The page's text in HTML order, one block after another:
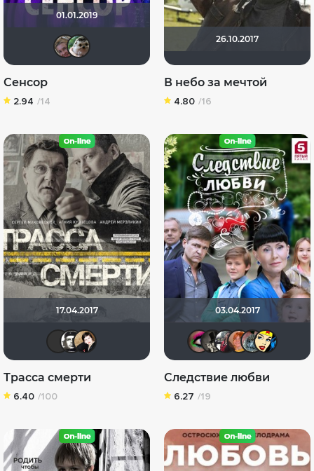
01.01.2019
Viktorija Danilevskaja
Аленочек))*
Сенсор
2.94 /14
26.10.2017
В небо за мечтой
4.80 /16
17.04.2017
NatellaVB
Трасса смерти
6.40 /100
03.04.2017
Следствие любви
6.27 /19